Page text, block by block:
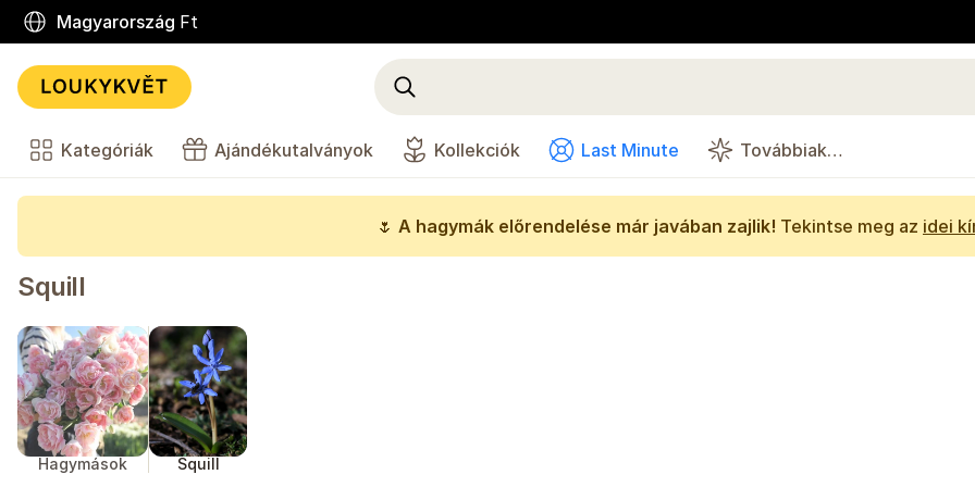
Magyarország Ft
Kategóriák Ajándékutalványok Kollekciók Last Minute Továbbiak…
🌷 A hagymák előrendelése már javában zajlik! Tekintse meg az idei
Squill
Hagymások Squill